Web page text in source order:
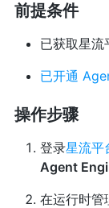
前提条件
已获取星流
已开通
操作步骤
登录星流平
Agent
在运行时管